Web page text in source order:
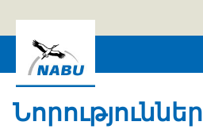
Նորություններ